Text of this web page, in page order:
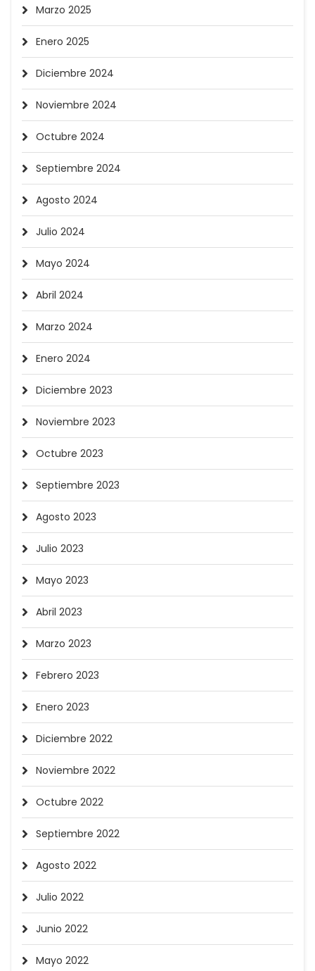
Marzo 2025
Enero 2025
Diciembre 2024
Noviembre 2024
Octubre 2024
Septiembre 2024
Agosto 2024
Julio 2024
Mayo 2024
Abril 2024
Marzo 2024
Enero 2024
Diciembre 2023
Noviembre 2023
Octubre 2023
Septiembre 2023
Agosto 2023
Julio 2023
Mayo 2023
Abril 2023
Marzo 2023
Febrero 2023
Enero 2023
Diciembre 2022
Noviembre 2022
Octubre 2022
Septiembre 2022
Agosto 2022
Julio 2022
Junio 2022
Mayo 2022